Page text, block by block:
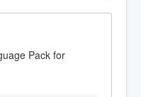
Pack for